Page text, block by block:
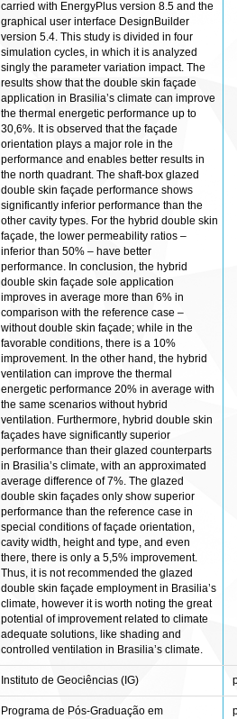
carried with EnergyPlus version 8.5 and the
graphical user interface DesignBuilder
version 5.4. This study is divided in four
simulation cycles, in which it is analyzed
singly the parameter variation impact. The
results show that the double skin façade
application in Brasilia’s climate can improve
the thermal energetic performance up to
30,6%. It is observed that the façade
orientation plays a major role in the
performance and enables better results in
the north quadrant. The shaft-box glazed
double skin façade performance shows
significantly inferior performance than the
other cavity types. For the hybrid double skin
façade, the lower permeability ratios –
inferior than 50% – have better
performance. In conclusion, the hybrid
double skin façade sole application
improves in average more than 6% in
comparison with the reference case –
without double skin façade; while in the
favorable conditions, there is a 10%
improvement. In the other hand, the hybrid
ventilation can improve the thermal
energetic performance 20% in average with
the same scenarios without hybrid
ventilation. Furthermore, hybrid double skin
façades have significantly superior
performance than their glazed counterparts
in Brasilia’s climate, with an approximated
average difference of 7%. The glazed
double skin façades only show superior
performance than the reference case in
special conditions of façade orientation,
cavity width, height and type, and even
there, there is only a 5,5% improvement.
Thus, it is not recommended the glazed
double skin façade employment in Brasilia’s
climate, however it is worth noting the great
potential of improvement related to climate
adequate solutions, like shading and
controlled ventilation in Brasilia’s climate.
Instituto de Geociências (IG)
Programa de Pós-Graduação em